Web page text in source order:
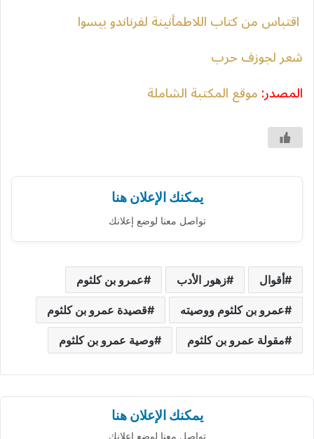
اقتباس من كتاب اللاطمأنينة لفرناندو بيسوا
شعر لجوزف حرب
المصدر:موقع المكتبة الشاملة
يمكنك الإعلان هنا
تواصل معنا لوضع إعلانك
أقوال زهور الأدب عمرو بن كلثوم
عمرو بن كلثوم ووصيته قصيدة عمرو بن كلثوم
مقولة عمرو بن كلثوم وصية عمرو بن كلثوم
يمكنك الإعلان هنا
تواصل معنا لوضع إعلانك